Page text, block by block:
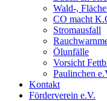
Wald-,
CO macht
Stromausfall
Ölunfälle
Vorsicht
Paulinchen
Kontakt
Förderverein e.V.